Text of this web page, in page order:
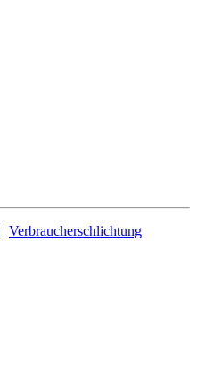
| Verbraucherschlichtung